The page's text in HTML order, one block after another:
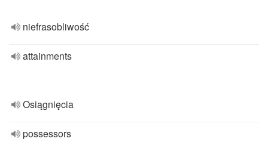
niefrasobliwość
attainments
Osiągnięcia
possessors